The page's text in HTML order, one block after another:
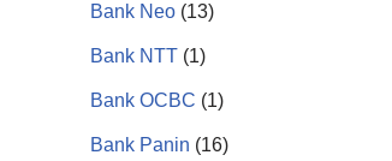
Bank Neo (13)
Bank NTT (1)
Bank OCBC (1)
Bank Panin (16)